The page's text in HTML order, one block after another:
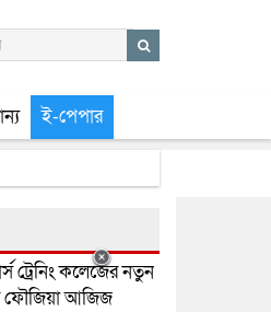
ই-পেপার
ট্রেনিং কলেজের নতুন
ফৌজিয়া আজিজ